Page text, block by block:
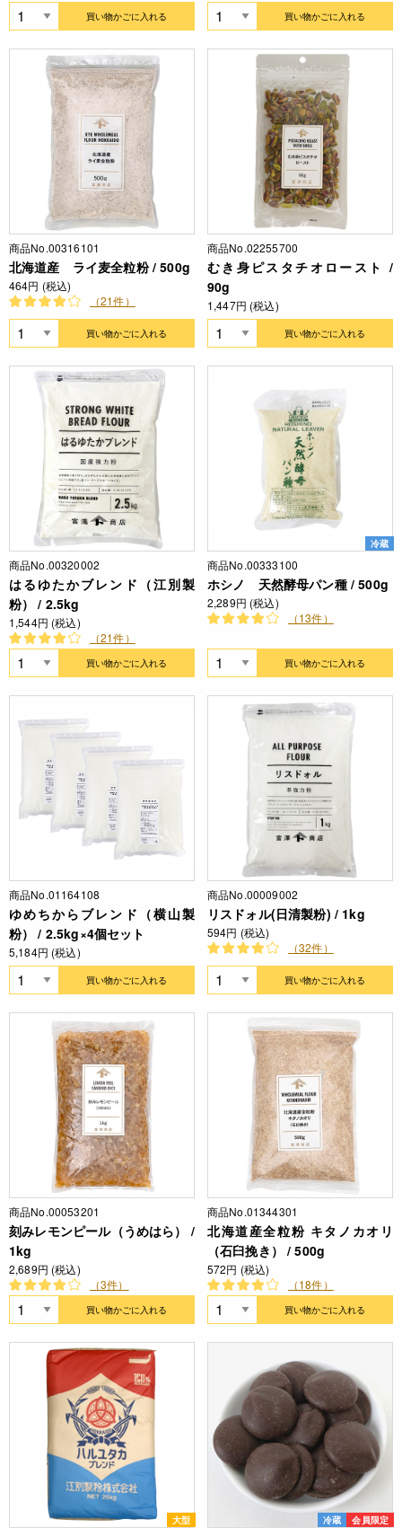
買い物かごに入れる 買い物かごに入れる
商品No.00316101
北海道産 ライ麦全粒粉 / 500g
464円 (税込)
（21件）
買い物かごに入れる
商品No.02255700
むき身ピスタチオロースト /
90g
1,447円 (税込)
買い物かごに入れる
商品No.00320002
はるゆたかブレンド（江別製
粉） / 2.5kg
1,544円 (税込)
（21件）
買い物かごに入れる
冷蔵
商品No.00333100
ホシノ 天然酵母パン種 / 500g
2,289円 (税込)
（13件）
買い物かごに入れる
商品No.01164108
ゆめちからブレンド（横山製
粉） / 2.5kg×4個セット
5,184円 (税込)
買い物かごに入れる
商品No.00009002
リスドォル(日清製粉) / 1kg
594円 (税込)
（32件）
買い物かごに入れる
商品No.00053201
刻みレモンピール（うめはら） /
1kg
2,689円 (税込)
（3件）
買い物かごに入れる
商品No.01344301
北海道産全粒粉 キタノカオリ
（石臼挽き） / 500g
572円 (税込)
（18件）
買い物かごに入れる
大型 冷蔵 会員限定